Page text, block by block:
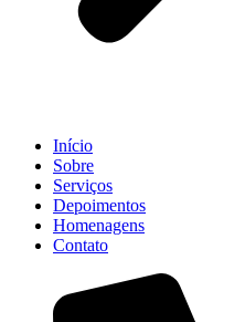
Início
Sobre
Serviços
Depoimentos
Homenagens
Contato